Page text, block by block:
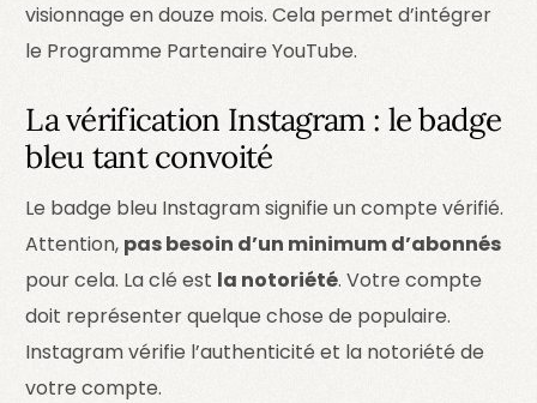
visionnage en douze mois. Cela permet d’intégrer
le Programme Partenaire YouTube.
La vérification Instagram : le badge
bleu tant convoité
Le badge bleu Instagram signifie un compte vérifié.
Attention, pas besoin d’un minimum d’abonnés
pour cela. La clé est la notoriété. Votre compte
doit représenter quelque chose de populaire.
Instagram vérifie l’authenticité et la notoriété de
votre compte.